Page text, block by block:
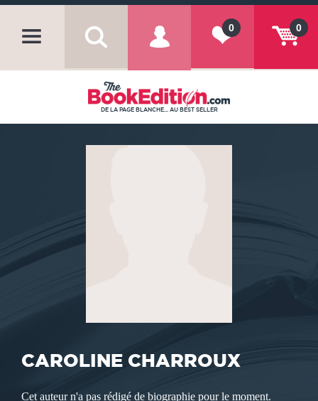
0
0
DE LA PAGE BLANCHE... AU BEST SELLER
CAROLINE CHARROUX
Cet auteur n'a pas rédigé de biographie pour le moment.